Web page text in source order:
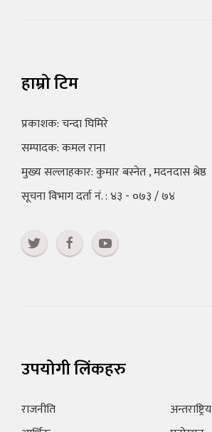
हाम्रो टिम
प्रकाशक: चन्दा घिमिरे
सम्पादक: कमल राना
मुख्य सल्लाहकार: कुमार बस्नेत , मदनदास श्रेष्ठ
सूचना विभाग दर्ता नं. : ४३ - ०७३ / ७४
उपयोगी लिंकहरु
राजनीति
अन्तराष्ट्रिय